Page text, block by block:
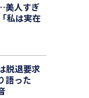
美人すぎ
私は実在
脱退要求
語った